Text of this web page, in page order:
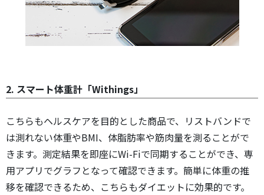
2. スマート体重計「Withings」
こちらもヘルスケアを目的とした商品で、リストバンドで
は測れない体重やBMI、体脂肪率や筋肉量を測ることがで
きます。測定結果を即座にWi-Fiで同期することができ、専
用アプリでグラフとなって確認できます。簡単に体重の推
移を確認できるため、こちらもダイエットに効果的です。